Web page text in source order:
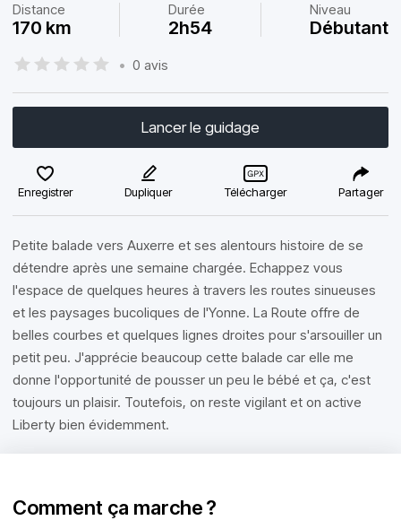
Distance
170 km
Durée
2h54
Niveau
Débutant
• 0 avis
Lancer le guidage
Enregistrer Dupliquer Télécharger Partager
Petite balade vers Auxerre et ses alentours histoire de se
détendre après une semaine chargée. Echappez vous
l'espace de quelques heures à travers les routes sinueuses
et les paysages bucoliques de l'Yonne. La Route offre de
belles courbes et quelques lignes droites pour s'arsouiller un
petit peu. J'apprécie beaucoup cette balade car elle me
donne l'opportunité de pousser un peu le bébé et ça, c'est
toujours un plaisir. Toutefois, on reste vigilant et on active
Liberty bien évidemment.
Comment ça marche ?